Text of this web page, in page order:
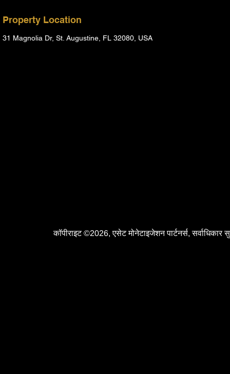
Property Location
31 Magnolia Dr, St. Augustine, FL 32080, USA
कॉपीराइट ©2026, एसेट मोनेटाइजेशन पार्टनर्स,